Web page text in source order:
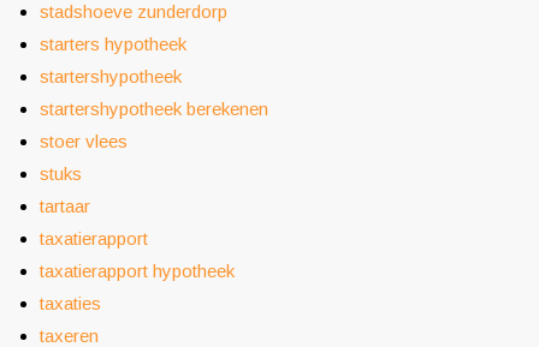
stadshoeve zunderdorp
starters hypotheek
startershypotheek
startershypotheek berekenen
stoer vlees
stuks
tartaar
taxatierapport
taxatierapport hypotheek
taxaties
taxeren